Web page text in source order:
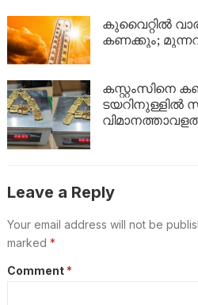
ഇങ്ങനെ
കുവൈറ്റിൽ
കണക്കും;
കസ്റ്റംസിനെ
Leave a Reply
Your email address will not be
marked *
Comment *